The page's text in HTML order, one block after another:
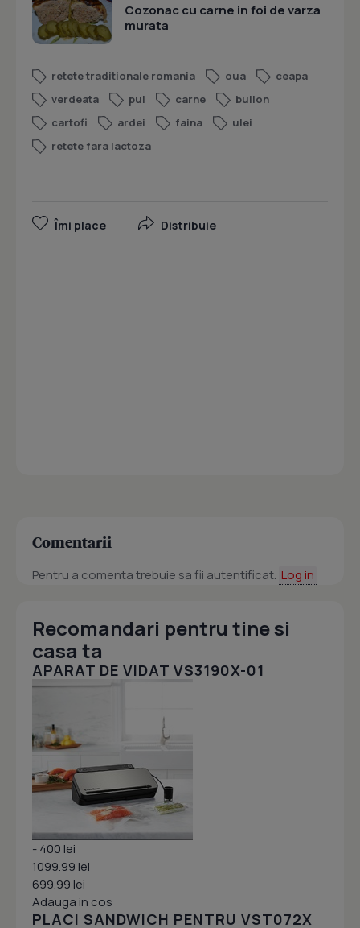
Cozonac cu carne in foi de varza
murata
retete traditionale romania oua
ceapa
verdeata
pui carne
bulion
cartofi
ardei faina
ulei
retete fara lactoza
Îmi place Distribuie
Comentarii
Pentru a comenta trebuie sa fii autentificat. Log in
Recomandari pentru tine si
casa ta
APARAT DE VIDAT VS3190X-01
- 400 lei
1099.99 lei
699.99 lei
Adauga in cos
PLACI SANDWICH PENTRU VST072X